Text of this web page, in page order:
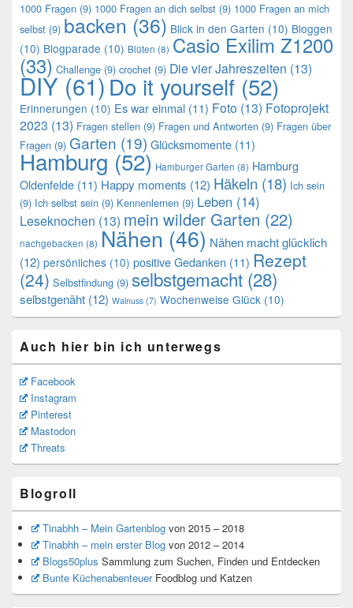
1000 Fragen (9) 1000 Fragen an dich selbst (9) 1000 Fragen an mich
selbst (9) backen (36) Blick in den Garten (10) Bloggen
(10) Blogparade (10) Blüten (8) Casio Exilim Z1200
(33) Challenge (9) crochet (9) Die vier Jahreszeiten (13)
DIY (61)Do it yourself (52)
Erinnerungen (10) Es war einmal (11) Foto (13) Fotoprojekt
2023 (13) Fragen stellen (9) Fragen und Antworten (9) Fragen über
Fragen (9) Garten (19) Glücksmomente (11)
Hamburg (52) Hamburger Garten (8) Hamburg
Oldenfelde (11) Happy moments (12) Häkeln (18) Ich sein
(9) Ich selbst sein (9) Kennenlernen (9) Leben (14)
Leseknochen (13) mein wilder Garten (22)
nachgebacken (8) Nähen (46) Nähen macht glücklich
(12) persönliches (10) positive Gedanken (11) Rezept
(24) Selbstfindung (9) selbstgemacht (28)
selbstgenäht (12) Walnuss (7) Wochenweise Glück (10)
Auch hier bin ich unterwegs
Facebook
Instagram
Pinterest
Mastodon
Threats
Blogroll
Tinabhh – Mein Gartenblogvon 2015 – 2018
Tinabhh – mein erster Blogvon 2012 – 2014
Blogs50plus Sammlung zum Suchen, Finden und Entdecken
Bunte KüchenabenteuerFoodblog und Katzen